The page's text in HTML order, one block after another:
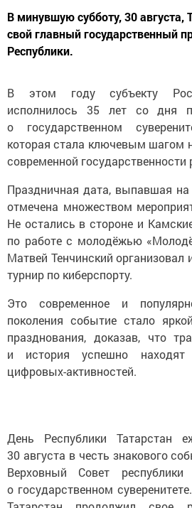
В минувшую субботу, 30 августа,
свой главный государственный
Республики.
В этом году субъекту
исполнилось 35 лет со дня
о государственном
которая стала ключевым шагом
современной государственности
Праздничная дата, выпавшая
отмечена множеством
Не остались в стороне и
по работе с молодёжью
Матвей Тенчинский организовал
турнир по киберспорту.
Это современное и
поколения событие стало
празднования, доказав, что
и история успешно
цифровых-активностей.
День Республики Татарстан
30 августа в честь знакового
Верховный Совет
о государственном